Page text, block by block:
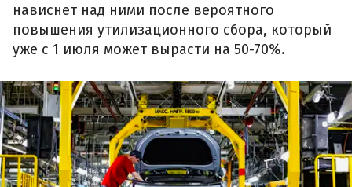
нависнет над ними после вероятного
повышения утилизационного сбора, который
уже с 1 июля может вырасти на 50-70%.